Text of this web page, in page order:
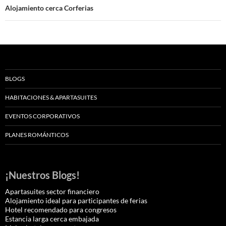
Alojamiento cerca Corferias
BLOGS
HABITACIONES & APARTASUITES
EVENTOS CORPORATIVOS
PLANES ROMÁNTICOS
¡Nuestros Blogs!
Apartasuites sector financiero
Alojamiento ideal para participantes de ferias
Hotel recomendado para congresos
Estancia larga cerca embajada